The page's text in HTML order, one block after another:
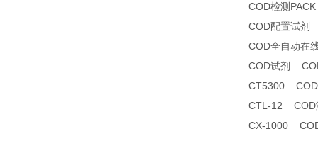
COD检测
COD配置试剂
COD全自动在
COD试剂
CT5300 COD
CTL-12 COD
CX-1000